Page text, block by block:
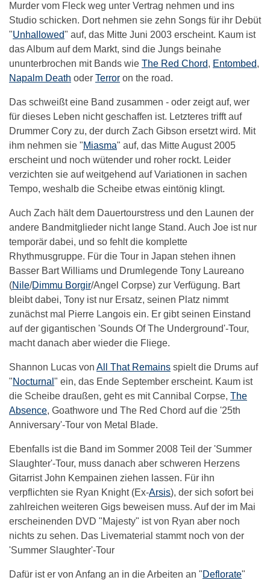
Murder vom Fleck weg unter Vertrag nehmen und ins
Studio schicken. Dort nehmen sie zehn Songs für ihr Debüt
"Unhallowed" auf, das Mitte Juni 2003 erscheint. Kaum ist
das Album auf dem Markt, sind die Jungs beinahe
ununterbrochen mit Bands wie The Red Chord, Entombed,
Napalm Death oder Terror on the road.
Das schweißt eine Band zusammen - oder zeigt auf, wer
für dieses Leben nicht geschaffen ist. Letzteres trifft auf
Drummer Cory zu, der durch Zach Gibson ersetzt wird. Mit
ihm nehmen sie "Miasma" auf, das Mitte August 2005
erscheint und noch wütender und roher rockt. Leider
verzichten sie auf weitgehend auf Variationen in sachen
Tempo, weshalb die Scheibe etwas eintönig klingt.
Auch Zach hält dem Dauertourstress und den Launen der
andere Bandmitglieder nicht lange Stand. Auch Joe ist nur
temporär dabei, und so fehlt die komplette
Rhythmusgruppe. Für die Tour in Japan stehen ihnen
Basser Bart Williams und Drumlegende Tony Laureano
(Nile/Dimmu Borgir/Angel Corpse) zur Verfügung. Bart
bleibt dabei, Tony ist nur Ersatz, seinen Platz nimmt
zunächst mal Pierre Langois ein. Er gibt seinen Einstand
auf der gigantischen 'Sounds Of The Underground'-Tour,
macht danach aber wieder die Fliege.
Shannon Lucas von All That Remains spielt die Drums auf
"Nocturnal " ein, das Ende September erscheint. Kaum ist
die Scheibe draußen, geht es mit Cannibal Corpse, The
Absence, Goathwore und The Red Chord auf die '25th
Anniversary'-Tour von Metal Blade.
Ebenfalls ist die Band im Sommer 2008 Teil der 'Summer
Slaughter'-Tour, muss danach aber schweren Herzens
Gitarrist John Kempainen ziehen lassen. Für ihn
verpflichten sie Ryan Knight (Ex-Arsis), der sich sofort bei
zahlreichen weiteren Gigs beweisen muss. Auf der im Mai
erscheinenden DVD "Majesty" ist von Ryan aber noch
nichts zu sehen. Das Livematerial stammt noch von der
'Summer Slaughter'-Tour
Dafür ist er von Anfang an in die Arbeiten an "Deflorate"